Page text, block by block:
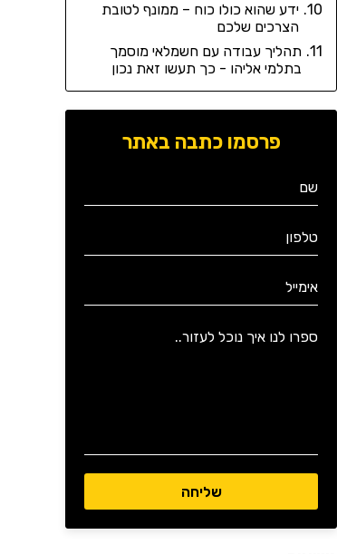
ידע שהוא כולו כוח – ממונף לטובת
הצרכים שלכם
תהליך עבודה עם חשמלאי מוסמך
בתלמי אליהו - כך תעשו זאת נכון
פרסמו כתבה באתר